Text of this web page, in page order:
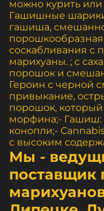
можно курить
Гашишные
гашиша,
соскабливания с
марихуаны. ; с
порошок и
Героин с черной
привыкание,
порошок, который
морфина;- Гашиш:
конопли;-
с высоким
Мы -